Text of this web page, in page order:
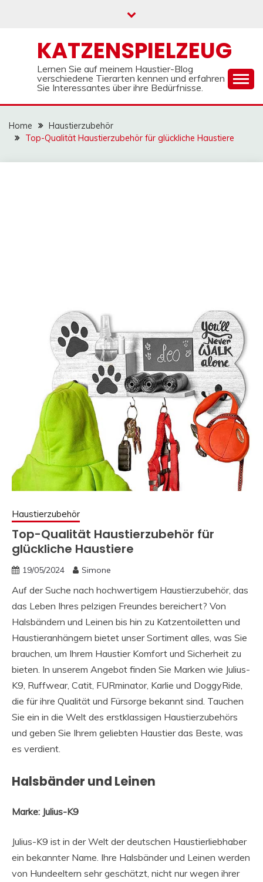
KATZENSPIELZEUG
Lernen Sie auf meinem Haustier-Blog
verschiedene Tierarten kennen und erfahren
Sie Interessantes über ihre Bedürfnisse.
Home
Haustierzubehör
Top-Qualität Haustierzubehör für glückliche Haustiere
Haustierzubehör
Top-Qualität Haustierzubehör für
glückliche Haustiere
19/05/2024 Simone
Auf der Suche nach hochwertigem Haustierzubehör, das
das Leben Ihres pelzigen Freundes bereichert? Von
Halsbändern und Leinen bis hin zu Katzentoiletten und
Haustieranhängern bietet unser Sortiment alles, was Sie
brauchen, um Ihrem Haustier Komfort und Sicherheit zu
bieten. In unserem Angebot finden Sie Marken wie Julius-
K9, Ruffwear, Catit, FURminator, Karlie und DoggyRide,
die für ihre Qualität und Fürsorge bekannt sind. Tauchen
Sie ein in die Welt des erstklassigen Haustierzubehörs
und geben Sie Ihrem geliebten Haustier das Beste, was
es verdient.
Halsbänder und Leinen
Marke: Julius-K9
Julius-K9 ist in der Welt der deutschen Haustierliebhaber
ein bekannter Name. Ihre Halsbänder und Leinen werden
von Hundeeltern sehr geschätzt, nicht nur wegen ihrer